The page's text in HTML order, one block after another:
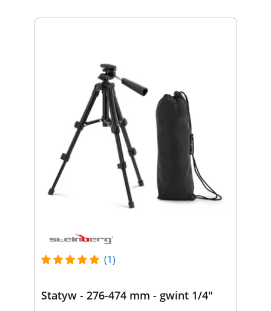
(1)
Statyw - 276-474 mm - gwint 1/4"